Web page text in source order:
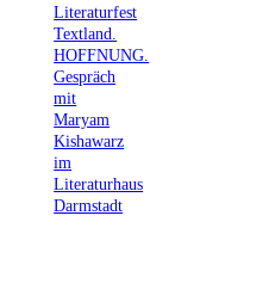
Literaturfest
Textland.
HOFFNUNG.
Gespräch
mit
Maryam
Kishawarz
im
Literaturhaus
Darmstadt